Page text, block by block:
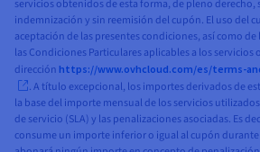
servicios obtenidos de esta forma, de pleno
indemnización y sin reemisión del cupón. El uso del
aceptación de las presentes condiciones, así como de
las Condiciones Particulares aplicables a los
dirección https://www.ovhcloud.com/es/terms-
. A título excepcional, los importes derivados de
la base del importe mensual de los servicios
de servicio (SLA) y las penalizaciones asociadas. Es
consume un importe inferior o igual al cupón